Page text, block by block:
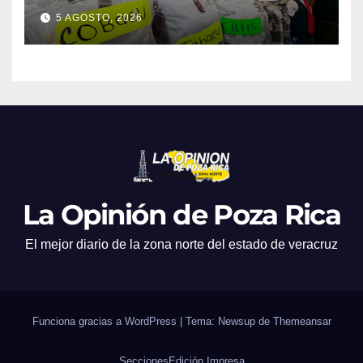
promociones
5 AGOSTO, 2026
La Opinión de Poza Rica
El mejor diario de la zona norte del estado de veracruz
Funciona gracias a WordPress Tema: Newsup de Themeansar